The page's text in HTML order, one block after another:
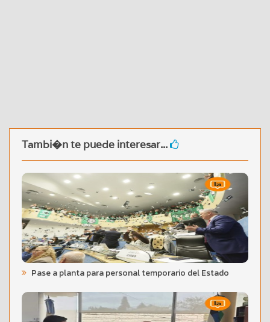
Tambi�n te puede interesar...
Pase a planta para personal temporario del Estado